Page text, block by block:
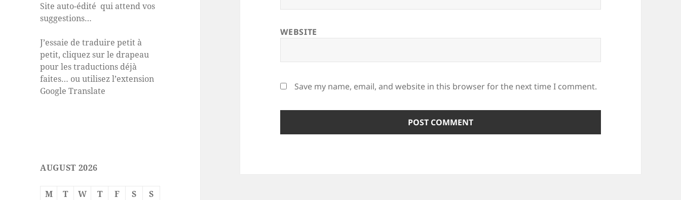
Site auto-édité qui attend vos
suggestions…
J’essaie de traduire petit à
petit, cliquez sur le drapeau
pour les traductions déjà
faites… ou utilisez l’extension
Google Translate
AUGUST 2026
M T W T F S
S
WEBSITE
Save my name, email, and website in this browser for the next time I comment.